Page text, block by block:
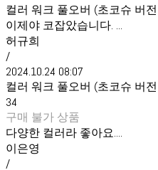
컬러 워크 풀오버 (초코슈 버
이제야 코잡았습니다. ...
허규희
/
2024.10.24 08:07
컬러 워크 풀오버 (초코슈 버
34
구매 불가 상품
다양한 컬러라 좋아요....
이은영
/